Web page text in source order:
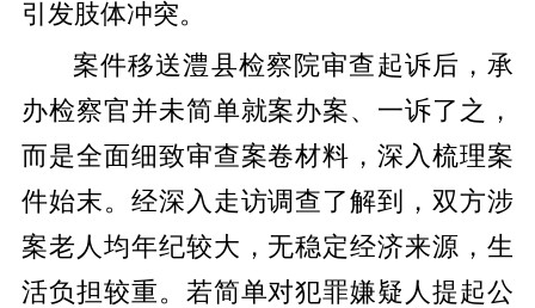
引发肢体冲突。
案件移送澧县检察院审查起诉后，承
办检察官并未简单就案办案、一诉了之，
而是全面细致审查案卷材料，深入梳理案
件始末。经深入走访调查了解到，双方涉
案老人均年纪较大，无稳定经济来源，生
活负担较重。若简单对犯罪嫌疑人提起公